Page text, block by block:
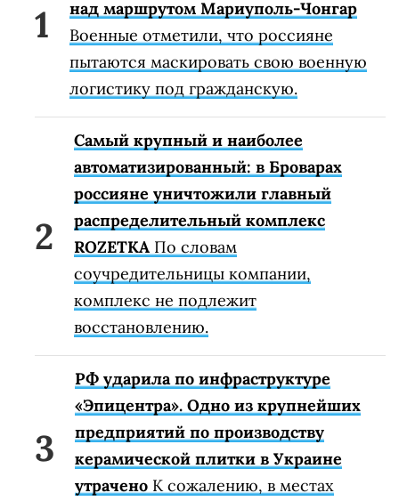
над маршрутом Мариуполь-Чонгар
Военные отметили, что россияне
пытаются маскировать свою военную
логистику под гражданскую.
Самый крупный и наиболее
автоматизированный: в Броварах
россияне уничтожили главный
распределительный комплекс
ROZETKA По словам
соучредительницы компании,
комплекс не подлежит
восстановлению.
РФ ударила по инфраструктуре
«Эпицентра». Одно из крупнейших
предприятий по производству
керамической плитки в Украине
утрачено К сожалению, в местах